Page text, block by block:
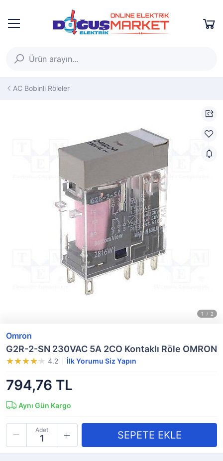
AC Bobinli Röleler
Omron
G2R-2-SN 230VAC 5A 2CO Kontaklı Röle OMRON
4.2 İlk Yorumu Siz Yapın
794,76 TL
Aynı Gün Kargo
Adet